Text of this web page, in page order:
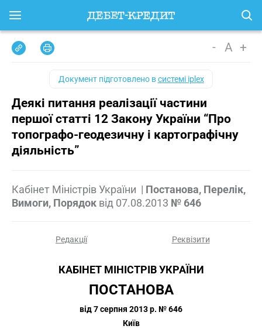
- A +
Документ підготовлено всистемі iplex
Деякі питання реалізації частини
першої статті 12 Закону України “Про
топографо-геодезичну і картографічну
діяльність”
Кабінет Міністрів України | Постанова, Перелік,
Вимоги, Порядок від 07.08.2013 № 646
Редакції Реквізити
КАБІНЕТ МІНІСТРІВ УКРАЇНИ
ПОСТАНОВА
від 7 серпня 2013 р. № 646
Київ